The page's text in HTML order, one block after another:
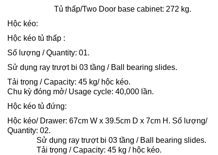
Tủ thấp/Two Door base cabinet: 272 kg.
Hộc kéo:
Hộc kéo tủ thấp :
Số lượng / Quantity: 01.
Sử dụng ray trượt bi 03 tầng / Ball bearing slides.
Tải trọng / Capacity: 45 kg/ hộc kéo.
Chu kỳ đóng mở/ Usage cycle: 40,000 lần.
Hộc kéo tủ đứng:
Hộc kéo/ Drawer: 67cm W x 39.5cm D x 7cm H. Số lượng/
Quantity: 02.
Sử dụng ray trượt bi 03 tầng / Ball bearing slides.
Tải trọng / Capacity: 45 kg / hộc kéo.